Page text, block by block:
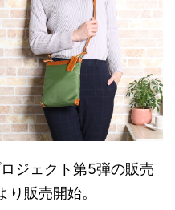
ジェクト第5弾の販売
販売開始。